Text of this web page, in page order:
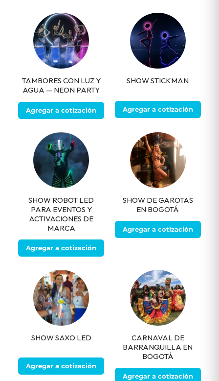
TAMBORES CON LUZ Y
AGUA — NEON PARTY
Agregar a cotización
SHOW STICKMAN
Agregar a cotización
SHOW ROBOT LED
PARA EVENTOS Y
ACTIVACIONES DE
MARCA
Agregar a cotización
SHOW DE GAROTAS
EN BOGOTÁ
Agregar a cotización
SHOW SAXO LED
Agregar a cotización
CARNAVAL DE
BARRANQUILLA EN
BOGOTÁ
Agregar a cotización